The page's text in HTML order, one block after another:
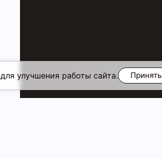
для улучшения работы сайта. Принять